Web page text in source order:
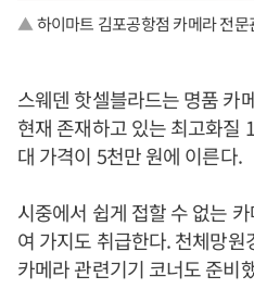
▲하이마트 김포공항점 카메라 전문
스웨덴 핫셀블라드는 명품 카
현재 존재하고 있는 최고화질
대 가격이 5천만 원에 이른다.
시중에서 쉽게 접할 수 없는
여 가지도 취급한다. 천체망
카메라 관련기기 코너도 준비